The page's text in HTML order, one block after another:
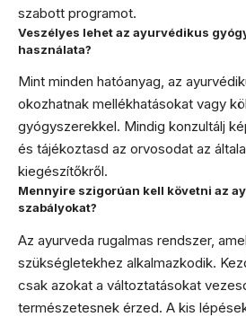
szabott programot.
Veszélyes lehet az ayurvédikus
használata?
Mint minden hatóanyag, az
okozhatnak mellékhatásokat vagy
gyógyszerekkel. Mindig konzultálj
és tájékoztasd az orvosodat az
kiegészítőkről.
Mennyire szigorúan kell követni az
szabályokat?
Az ayurveda rugalmas rendszer,
szükségletekhez alkalmazkodik.
csak azokat a változtatásokat
természetesnek érzed. A kis